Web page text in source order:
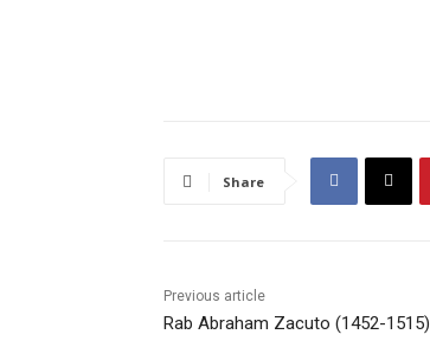
Share
Previous article
Rab Abraham Zacuto (1452-1515)